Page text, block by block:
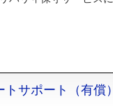
サポート（有償）